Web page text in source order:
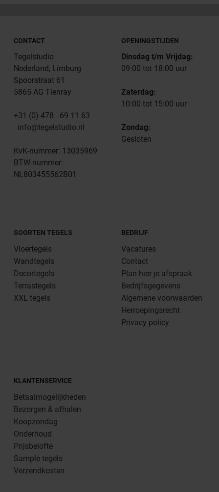
CONTACT
Tegelstudio
Nederland, Limburg
Spoorstraat 61
5865 AG Tienray
+31 (0) 478 - 69 11 63
info@tegelstudio.nl
KvK-nummer: 13035969
BTW-nummer:
NL803455562B01
OPENINGSTIJDEN
Dinsdag t/m Vrijdag:
09:00 tot 18:00 uur
Zaterdag:
10:00 tot 15:00 uur
Zondag:
Gesloten
SOORTEN TEGELS
Vloertegels
Wandtegels
Decortegels
Terrastegels
XXL tegels
BEDRIJF
Vacatures
Contact
Plan hier je afspraak
Bedrijfsgegevens
Algemene voorwaarden
Herroepingsrecht
Privacy policy
KLANTENSERVICE
Betaalmogelijkheden
Bezorgen & afhalen
Koopzondag
Onderhoud
Prijsbelofte
Sample tegels
Verzendkosten